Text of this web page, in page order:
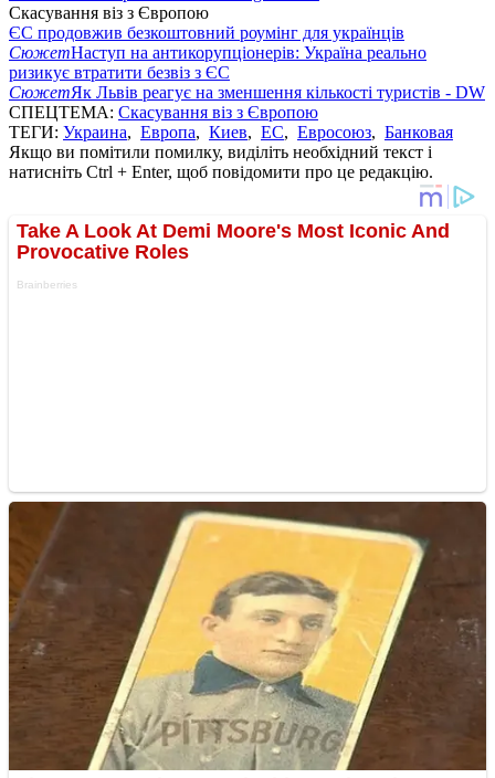
Скасування віз з Європою
ЄС продовжив безкоштовний роумінг для українців
СюжетНаступ на антикорупціонерів: Україна реально
ризикує втратити безвіз з ЄС
СюжетЯк Львів реагує на зменшення кількості туристів - DW
СПЕЦТЕМА: Скасування віз з Європою
ТЕГИ: Украина, Европа, Киев, ЕС, Евросоюз, Банковая
Якщо ви помітили помилку, виділіть необхідний текст і
натисніть Ctrl + Enter, щоб повідомити про це редакцію.